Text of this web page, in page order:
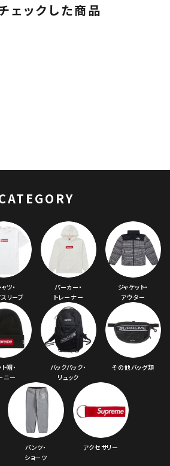
ェックした商品
ツ・
リーブ
パーカー・
トレーナー
ジャケット・
アウター
帽・
ニー
バックパック・
リュック
その他バッグ類
パンツ・
ショーツ
アクセサリー